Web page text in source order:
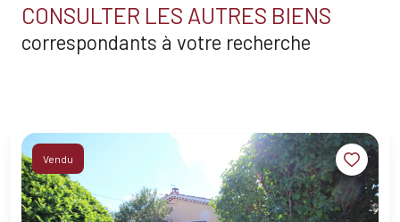
CONSULTER LES AUTRES BIENS
correspondants à votre recherche
Vendu